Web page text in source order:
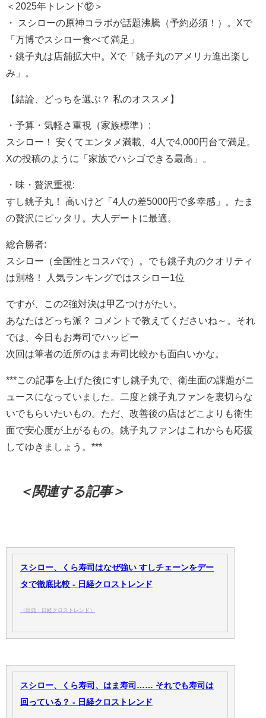
＜2025年トレンド⑫＞
・ スシローの原神コラボが話題沸騰（予約必須！）。Xで
「万博でスシロー食べて満足」
・銚子丸は店舗拡大中。Xで「銚子丸のアメリカ進出楽し
み」。
【結論、どっちを選ぶ？ 私のオススメ】
・予算・気軽さ重視（家族標準）:
スシロー！ 安くてエンタメ満載、4人で4,000円台で満足。
Xの投稿のように「家族でハシゴできる最高」。
・味・贅沢重視:
すし銚子丸！ 高いけど「4人の差5000円で多幸感」。たま
の贅沢にピッタリ。大人デートに最適。
総合勝者:
スシロー（全国性とコスパで）。でも銚子丸のクオリティ
は別格！ 人気ランキングではスシロー1位
ですが、この2強対決は甲乙つけがたい。
あなたはどっち派？ コメントで教えてくださいね～。それ
では、今日もお寿司でハッピー
次回は筆者の近所のはま寿司比較かも面白いかな。
***この記事を上げた後にすし銚子丸で、衛生面の課題がニ
ュースになっていました。二度と銚子丸ファンを裏切らな
いでもらいたいもの。ただ、改善後の店はどこよりも衛生
面で安心度が上がるもの。銚子丸ファンはこれからも応援
してゆきましょう。***
＜関連する記事＞
スシロー、くら寿司はなぜ強い すしチェーンをデー
タで徹底比較 - 日経クロストレンド
（出典：日経クロストレンド）
スシロー、くら寿司、はま寿司…… それでも寿司は
回っている？ - 日経クロストレンド